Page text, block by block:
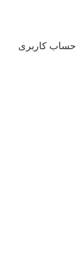
حساب کاربری